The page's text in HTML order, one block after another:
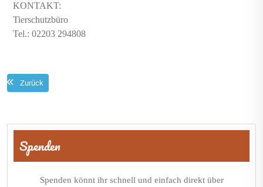
KONTAKT:
Tierschutzbüro
Tel.: 02203 294808
Zurück
Beitragsnavigation
Spenden
Spenden könnt ihr schnell und einfach direkt über